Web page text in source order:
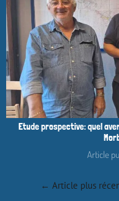
Etude prospective: quel
Article
← Article plus